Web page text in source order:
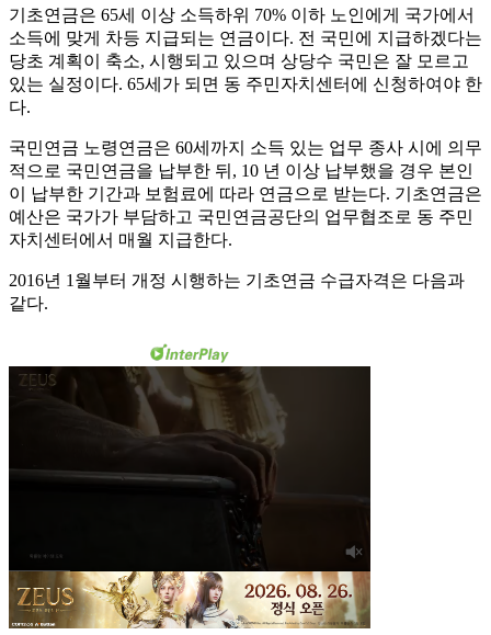
기초연금은 65세 이상 소득하위 70% 이하 노인에게 국가에서
소득에 맞게 차등 지급되는 연금이다. 전 국민에 지급하겠다는
당초 계획이 축소, 시행되고 있으며 상당수 국민은 잘 모르고
있는 실정이다. 65세가 되면 동 주민자치센터에 신청하여야 한
다.
국민연금 노령연금은 60세까지 소득 있는 업무 종사 시에 의무
적으로 국민연금을 납부한 뒤, 10 년 이상 납부했을 경우 본인
이 납부한 기간과 보험료에 따라 연금으로 받는다. 기초연금은
예산은 국가가 부담하고 국민연금공단의 업무협조로 동 주민
자치센터에서 매월 지급한다.
2016년 1월부터 개정 시행하는 기초연금 수급자격은 다음과
같다.